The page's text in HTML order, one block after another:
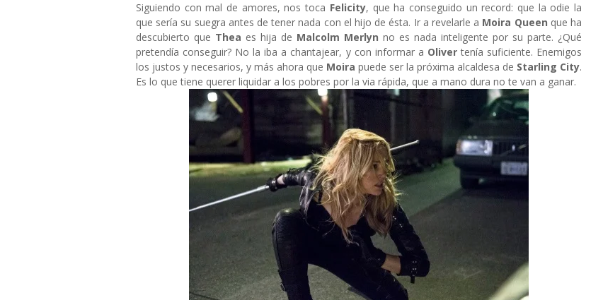
Siguiendo con mal de amores, nos toca Felicity, que ha conseguido un record: que la odie la
que sería su suegra antes de tener nada con el hijo de ésta. Ir a revelarle a Moira Queen que ha
descubierto que Thea es hija de Malcolm Merlyn no es nada inteligente por su parte. ¿Qué
pretendía conseguir? No la iba a chantajear, y con informar a Olivertenía suficiente. Enemigos
los justos y necesarios, y más ahora que Moira puede ser la próxima alcaldesa de Starling City.
Es lo que tiene querer liquidar a los pobres por la via rápida, que a mano dura no te van a ganar.